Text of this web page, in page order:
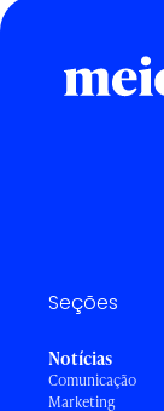
Seções
Notícias
Comunicação
Marketing